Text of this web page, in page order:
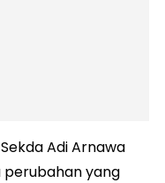
Adi Arnawa
yang